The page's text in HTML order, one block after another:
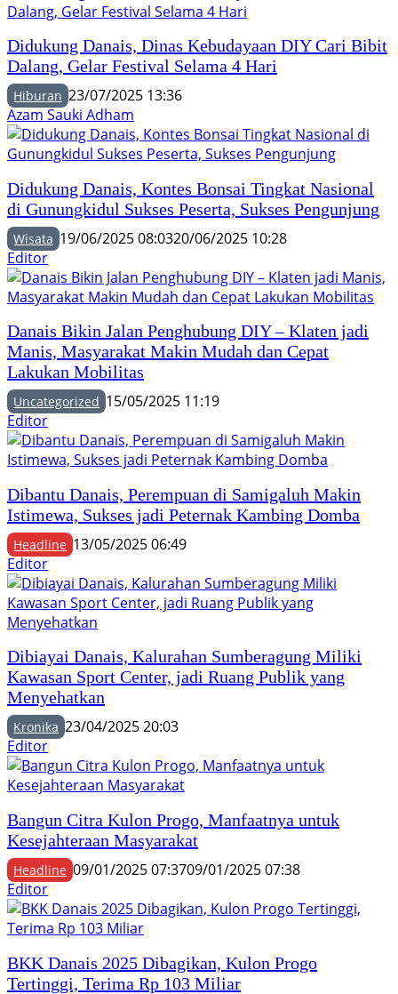
Didukung Danais, Dinas Kebudayaan DIY Cari Bibit
Dalang, Gelar Festival Selama 4 Hari
Hiburan 23/07/2025 13:36
Azam Sauki Adham
Didukung Danais, Kontes Bonsai Tingkat Nasional
di Gunungkidul Sukses Peserta, Sukses Pengunjung
Wisata 19/06/2025 08:0320/06/2025 10:28
Editor
Danais Bikin Jalan Penghubung DIY – Klaten jadi
Manis, Masyarakat Makin Mudah dan Cepat
Lakukan Mobilitas
Uncategorized 15/05/2025 11:19
Editor
Dibantu Danais, Perempuan di Samigaluh Makin
Istimewa, Sukses jadi Peternak Kambing Domba
Headline 13/05/2025 06:49
Editor
Dibiayai Danais, Kalurahan Sumberagung Miliki
Kawasan Sport Center, jadi Ruang Publik yang
Menyehatkan
Kronika 23/04/2025 20:03
Editor
Bangun Citra Kulon Progo, Manfaatnya untuk
Kesejahteraan Masyarakat
Headline 09/01/2025 07:3709/01/2025 07:38
Editor
BKK Danais 2025 Dibagikan, Kulon Progo
Tertinggi, Terima Rp 103 Miliar